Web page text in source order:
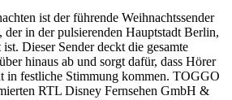
ist der führende Weihnachtssender
in der pulsierenden Hauptstadt Berlin,
Dieser Sender deckt die gesamte
hinaus ab und sorgt dafür, dass Hörer
in festliche Stimmung kommen. TOGGO
RTL Disney Fernsehen GmbH &